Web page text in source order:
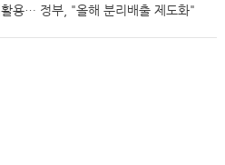
용… 정부, "올해 분리배출 제도화"